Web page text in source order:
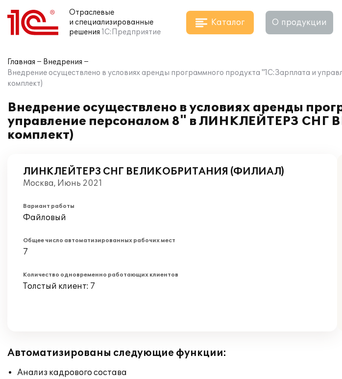
Отраслевые
и специализированные
решения 1С:Предприятие
Каталог О продукции
Главная
Внедрения
Внедрение осуществлено в условиях аренды программного продукта "1С:Зарплата и
комплект)
Внедрение осуществлено в условиях аренды
управление персоналом 8" в ЛИНКЛЕЙТЕРЗ
комплект)
ЛИНКЛЕЙТЕРЗ СНГ ВЕЛИКОБРИТАНИЯ (ФИЛИАЛ)
Москва, Июнь 2021
Вариант работы
Файловый
Общее число автоматизированных рабочих мест
7
Количество одновременно работающих клиентов
Толстый клиент: 7
Автоматизированы следующие функции:
Анализ кадрового состава